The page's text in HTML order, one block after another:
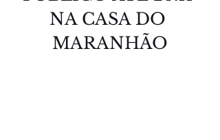
NA CASA DO
MARANHÃO